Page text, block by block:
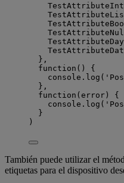
},
function ()
{
console . log ( '
},
function ( error)
{
console . log ( '
}
)
También puede utilizar el
etiquetas para el dispositivo